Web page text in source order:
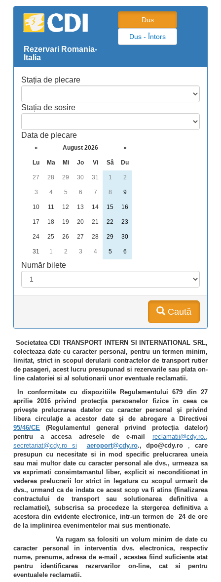
Dus
Dus - Întors
Rezervari Romania-
Italia
Stația de plecare
Stația de sosire
Data de plecare
« August 2026 »
Lu Ma Mi Jo Vi Sâ Du
27 28 29 30 31 1 2
3 4 5 6 7 8 9
10 11 12 13 14 15 16
17 18 19 20 21 22 23
24 25 26 27 28 29 30
31 1 2 3 4 5 6
Număr bilete
Caută
Societatea CDI TRANSPORT INTERN SI INTERNATIONAL SRL,
colecteaza date cu caracter personal, pentru un termen minim,
limitat, strict in scopul derularii contractelor de transport rutier
de pasageri, acest lucru presupunad si rezervarile sau plata on-
line calatoriei si al solutionarii unor eventuale reclamatii.
In conformitate cu dispozitiile Regulamentului 679 din 27
aprilie 2016 privind protecţia persoanelor fizice în ceea ce
priveşte prelucrarea datelor cu caracter personal şi privind
libera circulaţie a acestor date şi de abrogare a Directivei
95/46/CE (Regulamentul general privind protecţia datelor)
pentru a accesa adresele de e-mail reclamatii@cdy.ro.,
secretariat@cdy.ro si
aeroport@cdy.ro., dpo@cdy.ro ,care
presupun cu necesitate si in mod specific prelucrarea uneia
sau mai multor date cu caracter personal ale dvs., urmeaza sa
va exprimati consimtamantul liber, explicit si neconditionat in
vederea prelucrarii lor strict in legatura cu scopul urmarit de
dvs., urmand ca de indata ce acest scop va fi atins (finalizarea
contractului de transport sau solutionarea definitiva a
reclamatiei), subscrisa sa procedeze la stergerea definitiva a
acestora din evidente electronice, intr-un termen de 24 de ore
de la implinirea evenimentelor mai sus mentionate.
Va rugam sa folositi un volum minim de date cu
caracter personal in interventia dvs. electronica, respectiv
nume, prenume, adresa de e-mail , acestea fiind suficiente atat
pentru identificarea rezervarilor on-line, cat si pentru
eventualele reclamatii.